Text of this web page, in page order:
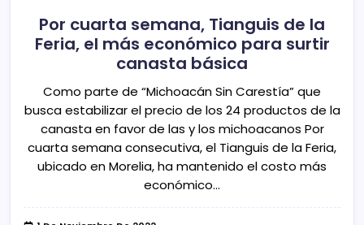
Por cuarta semana, Tianguis de la
Feria, el más económico para surtir
canasta básica
Como parte de “Michoacán Sin Carestía” que
busca estabilizar el precio de los 24 productos de la
canasta en favor de las y los michoacanos Por
cuarta semana consecutiva, el Tianguis de la Feria,
ubicado en Morelia, ha mantenido el costo más
económico…